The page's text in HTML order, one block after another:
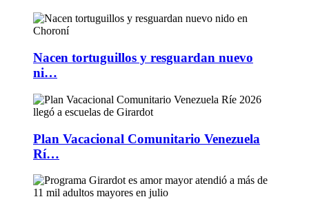
Nacen tortuguillos y resguardan nuevo
ni…
Plan Vacacional Comunitario Venezuela
Rí…